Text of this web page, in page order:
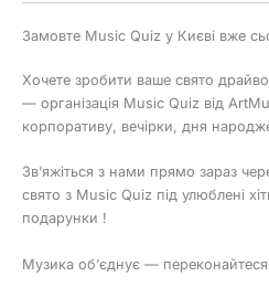
Замовте Music Quiz у Києві вже
Хочете зробити ваше свято
— організація Music Quiz від
корпоративу, вечірки, дня
Зв’яжіться з нами прямо зараз
свято з Music Quiz під улюблені
подарунки !
Музика об’єднує —